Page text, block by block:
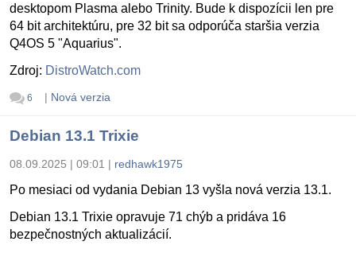
desktopom Plasma alebo Trinity. Bude k dispozícii len pre
64 bit architektúru, pre 32 bit sa odporúča staršia verzia
Q4OS 5 "Aquarius".
Zdroj: DistroWatch.com
6 | Nová verzia
Debian 13.1 Trixie
08.09.2025 | 09:01 | redhawk1975
Po mesiaci od vydania Debian 13 vyšla nová verzia 13.1.
Debian 13.1 Trixie opravuje 71 chýb a pridáva 16
bezpečnostných aktualizácií.